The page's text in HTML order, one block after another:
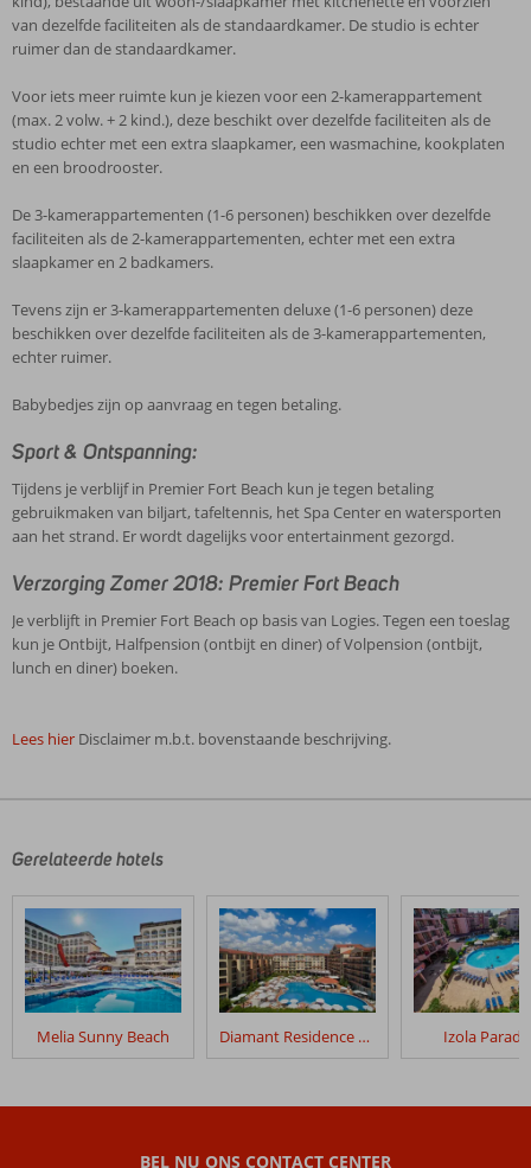
van dezelfde faciliteiten als de standaardkamer. De studio is echter
ruimer dan de standaardkamer.
Voor iets meer ruimte kun je kiezen voor een 2-kamerappartement
(max. 2 volw. + 2 kind.), deze beschikt over dezelfde faciliteiten als de
studio echter met een extra slaapkamer, een wasmachine, kookplaten
en een broodrooster.
De 3-kamerappartementen (1-6 personen) beschikken over dezelfde
faciliteiten als de 2-kamerappartementen, echter met een extra
slaapkamer en 2 badkamers.
Tevens zijn er 3-kamerappartementen deluxe (1-6 personen) deze
beschikken over dezelfde faciliteiten als de 3-kamerappartementen,
echter ruimer.
Babybedjes zijn op aanvraag en tegen betaling.
Sport & Ontspanning:
Tijdens je verblijf in Premier Fort Beach kun je tegen betaling
gebruikmaken van biljart, tafeltennis, het Spa Center en watersporten
aan het strand. Er wordt dagelijks voor entertainment gezorgd.
Verzorging Zomer 2018: Premier Fort Beach
Je verblijft in Premier Fort Beach op basis van Logies. Tegen een toeslag
kun je Ontbijt, Halfpension (ontbijt en diner) of Volpension (ontbijt,
lunch en diner) boeken.
Lees hier Disclaimer m.b.t. bovenstaande beschrijving.
door
klanten
geschreven
na
hun
verblijf
Premier
Beoordelingen
Gerelateerde hotels
Melia Sunny Beach Diamant Residence Hotel & Spa Izola
BEL NU ONS CONTACT CENTER